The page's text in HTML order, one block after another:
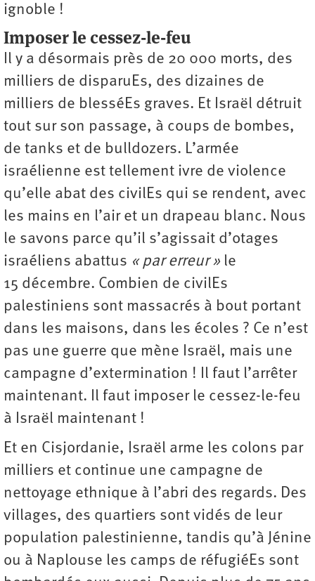
ignoble !
Imposer le cessez-le-feu
Il y a désormais près de 20 000 morts, des
milliers de disparuEs, des dizaines de
milliers de blesséEs graves. Et Israël détruit
tout sur son passage, à coups de bombes,
de tanks et de bulldozers. L’armée
israélienne est tellement ivre de violence
qu’elle abat des civilEs qui se rendent, avec
les mains en l’air et un drapeau blanc. Nous
le savons parce qu’il s’agissait d’otages
israéliens abattus « par erreur » le
15 décembre. Combien de civilEs
palestiniens sont massacrés à bout portant
dans les maisons, dans les écoles ? Ce n’est
pas une guerre que mène Israël, mais une
campagne d’extermination ! Il faut l’arrêter
maintenant. Il faut imposer le cessez-le-feu
à Israël maintenant !
Et en Cisjordanie, Israël arme les colons par
milliers et continue une campagne de
nettoyage ethnique à l’abri des regards. Des
villages, des quartiers sont vidés de leur
population palestinienne, tandis qu’à Jénine
ou à Naplouse les camps de réfugiéEs sont